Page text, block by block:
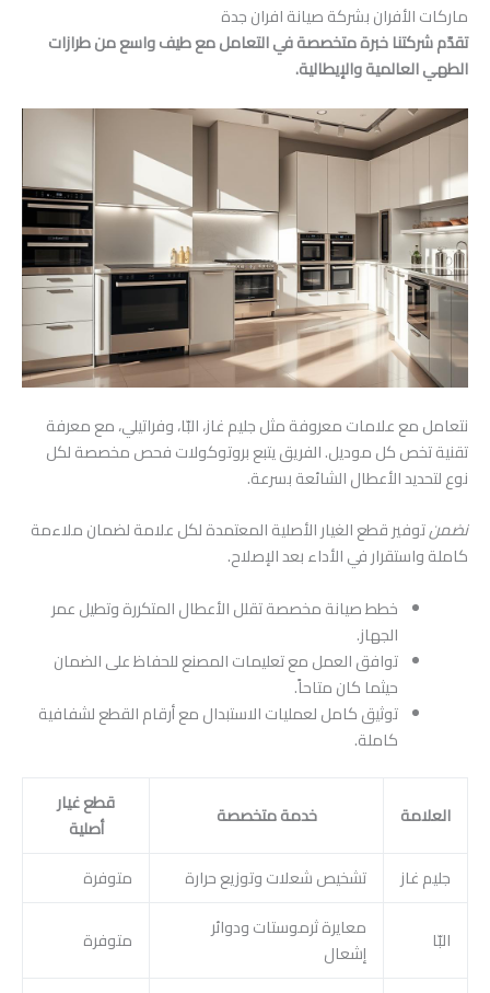
ماركات الأفران بشركة صيانة افران جدة
تقدّم شركتنا خبرة متخصصة في التعامل مع طيف واسع من طرازات
الطهي العالمية والإيطالية.
نتعامل مع علامات معروفة مثل جليم غاز، البّا، وفراتيلي، مع معرفة
تقنية تخص كل موديل. الفريق يتبع بروتوكولات فحص مخصصة لكل
نوع لتحديد الأعطال الشائعة بسرعة.
نضمنتوفير قطع الغيار الأصلية المعتمدة لكل علامة لضمان ملاءمة
كاملة واستقرار في الأداء بعد الإصلاح.
خطط صيانة مخصصة تقلل الأعطال المتكررة وتطيل عمر
الجهاز.
توافق العمل مع تعليمات المصنع للحفاظ على الضمان
حيثما كان متاحاً.
توثيق كامل لعمليات الاستبدال مع أرقام القطع لشفافية
كاملة.
العلامة خدمة متخصصة
قطع غيار
أصلية
جليم غاز
تشخيص شعلات وتوزيع حرارة متوفرة
البّا
معايرة ثرموستات ودوائر
إشعال
متوفرة